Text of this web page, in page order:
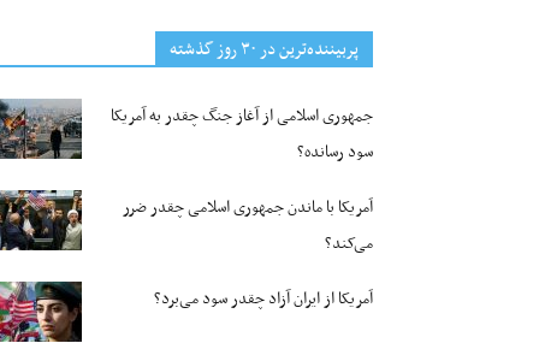
پربیننده‌ترین‌ در ۳۰ روز گذشته
جمهوری اسلامی از آغاز جنگ چقدر به آمریکا
سود رسانده؟
آمریکا با ماندن جمهوری اسلامی چقدر ضرر
می‌کند؟
آمریکا از ایران آزاد چقدر سود می‌برد؟